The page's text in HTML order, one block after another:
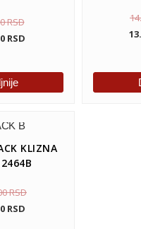
RSD
RSD
KLIZNA
RSD
RSD